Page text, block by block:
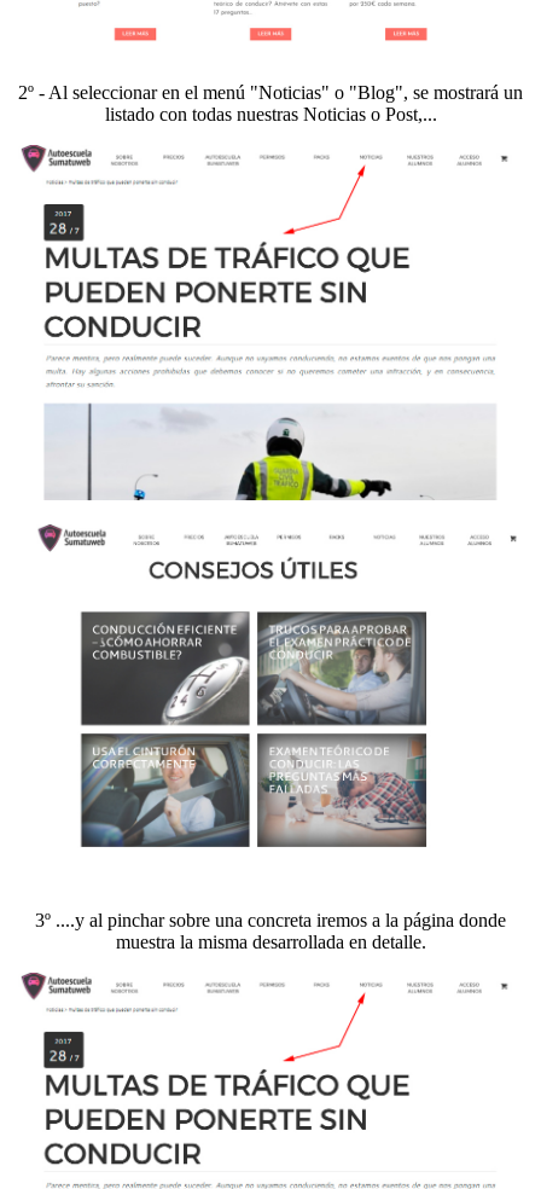
2º - Al seleccionar en el menú "Noticias" o "Blog", se mostrará un
listado con todas nuestras Noticias o Post,...
3º ....y al pinchar sobre una concreta iremos a la página donde
muestra la misma desarrollada en detalle.